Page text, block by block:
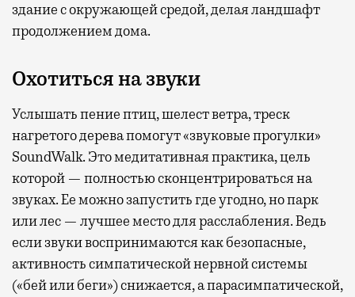
здание с окружающей средой, делая ландшафт
продолжением дома.
Охотиться на звуки
Услышать пение птиц, шелест ветра, треск
нагретого дерева помогут «звуковые прогулки»
SoundWalk. Это медитативная практика, цель
которой — полностью сконцентрироваться на
звуках. Ее можно запустить где угодно, но парк
или лес — лучшее место для расслабления. Ведь
если звуки воспринимаются как безопасные,
активность симпатической нервной системы
(«бей или беги») снижается, а парасимпатической,